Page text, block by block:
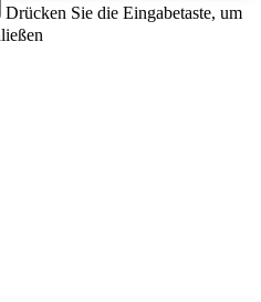
Drücken Sie die Eingabetaste, um